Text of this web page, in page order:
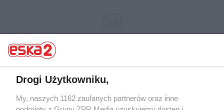
Żaden utwór zamieszczony w serwisie nie może być powielany i
rozpowszechniany lub dalej rozpowszechniany w jakikolwiek sposób (w
Drogi Użytkowniku,
My, naszych 1162 zaufanych partnerów oraz inne